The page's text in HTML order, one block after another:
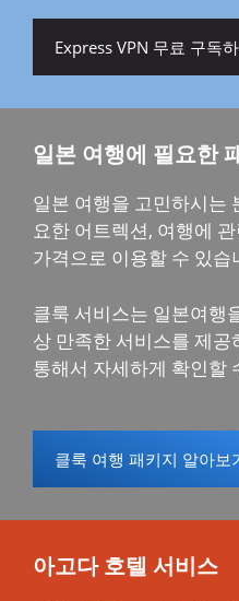
Express VPN 무료 구독
일본 여행에 필요한
일본 여행을 고민하시는
요한 어트렉션, 여행에
가격으로 이용할 수 있습
클룩 서비스는 일본여행
상 만족한 서비스를 제
통해서 자세하게 확인할
클룩 여행 패키지 알아보
아고다 호텔 서비스